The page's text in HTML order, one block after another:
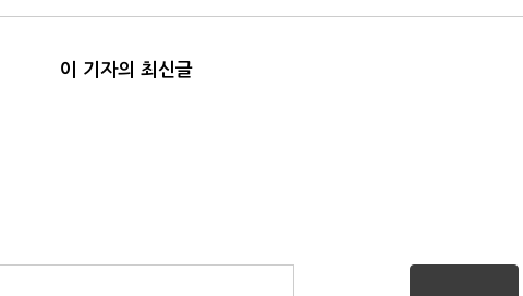
이 기자의 최신글